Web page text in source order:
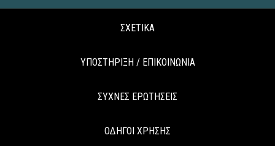
ΣΧΕΤΙΚΑ
ΥΠΟΣΤΗΡΙΞΗ / ΕΠΙΚΟΙΝΩΝΙΑ
ΣΥΧΝΕΣ ΕΡΩΤΗΣΕΙΣ
ΟΔΗΓΟΙ ΧΡΗΣΗΣ